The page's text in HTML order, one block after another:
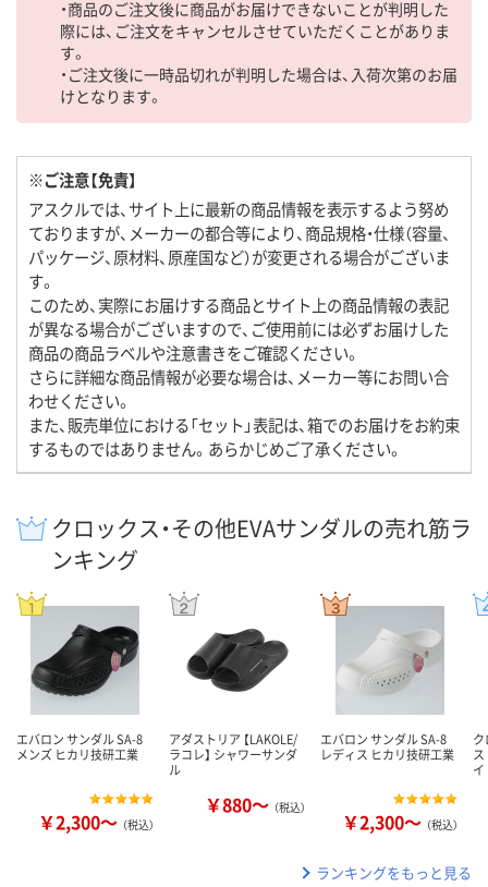
・商品のご注文後に商品がお届けできないことが判明した
際には、ご注文をキャンセルさせていただくことがありま
す。
・ご注文後に一時品切れが判明した場合は、入荷次第のお届
けとなります。
※ご注意【免責】
アスクルでは、サイト上に最新の商品情報を表示するよう努め
ておりますが、メーカーの都合等により、商品規格・仕様（容量、
パッケージ、原材料、原産国など）が変更される場合がございま
す。
このため、実際にお届けする商品とサイト上の商品情報の表記
が異なる場合がございますので、ご使用前には必ずお届けした
商品の商品ラベルや注意書きをご確認ください。
さらに詳細な商品情報が必要な場合は、メーカー等にお問い合
わせください。
また、販売単位における「セット」表記は、箱でのお届けをお約束
するものではありません。あらかじめご了承ください。
クロックス・その他EVAサンダルの売れ筋ラ
ンキング
エバロン サンダル SA-8
メンズ ヒカリ技研工業
￥2,300～ （税込）
アダストリア 【LAKOLE/
ラコレ】 シャワーサンダ
ル
￥880～ （税込）
エバロン サンダル SA-8
レディス ヒカリ技研工業
￥2,300～ （税込）
ランキングをもっと見る